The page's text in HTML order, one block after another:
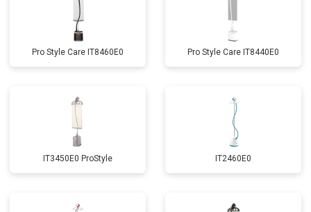
Pro Style Care IT8460E0 Pro Style Care IT8440E0
IT3450E0 ProStyle IT2460E0